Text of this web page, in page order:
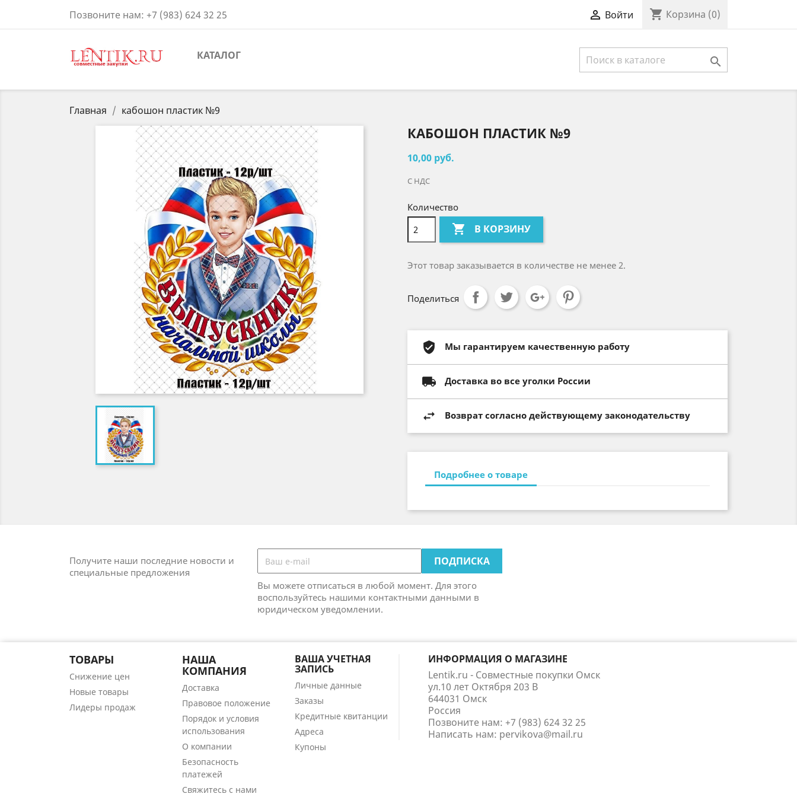
Позвоните нам: +7 (983) 624 32 25  Войти shopping_cart Корзина (0)
КАТАЛОГ 
Главная кабошон пластик №9
КАБОШОН ПЛАСТИК №9
10,00 руб.
С НДС
Количество
 В КОРЗИНУ
Этот товар заказывается в количестве не менее 2.
Поделиться
Мы гарантируем качественную работу
Доставка во все уголки России
Возврат согласно действующему законодательству
Подробнее о товаре
Получите наши последние новости и
специальные предложения
Вы можете отписаться в любой момент. Для этого
воспользуйтесь нашими контактными данными в
юридическом уведомлении.
ТОВАРЫ
Снижение цен
Новые товары
Лидеры продаж
НАША
КОМПАНИЯ
Доставка
Правовое положение
Порядок и условия
использования
О компании
Безопасность
платежей
Свяжитесь с нами
ВАША УЧЕТНАЯ
ЗАПИСЬ
Личные данные
Заказы
Кредитные квитанции
Адреса
Купоны
ИНФОРМАЦИЯ О МАГАЗИНЕ
Lentik.ru - Совместные покупки Омск
ул.10 лет Октября 203 В
644031 Омск
Россия
Позвоните нам: +7 (983) 624 32 25
Написать нам: pervikova@mail.ru